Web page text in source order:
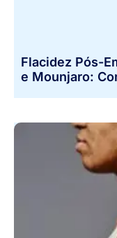
Flacidez Pós-
e Mounjaro: